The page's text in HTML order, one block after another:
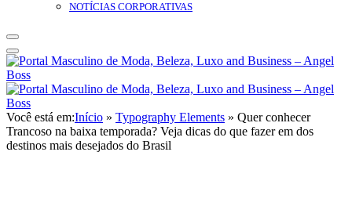
NOTÍCIAS CORPORATIVAS
Você está em:Início » Typography Elements » Quer conhecer
Trancoso na baixa temporada? Veja dicas do que fazer em dos
destinos mais desejados do Brasil